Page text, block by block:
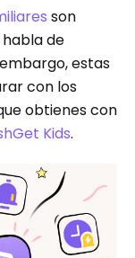
son
de
estas
con los
obtienes con
Kids.